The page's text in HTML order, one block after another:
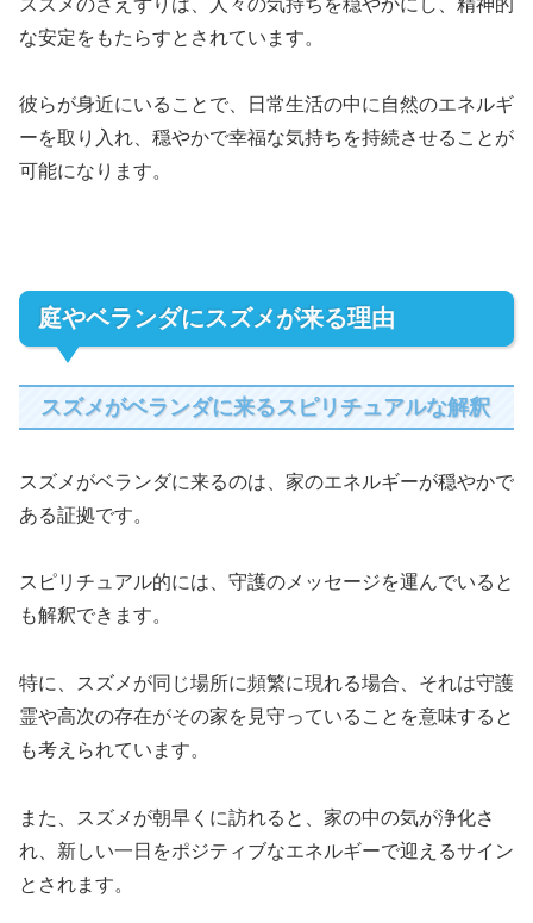
な安定をもたらすとされています。
彼らが身近にいることで、日常生活の中に自然のエネルギ
ーを取り入れ、穏やかで幸福な気持ちを持続させることが
可能になります。
庭やベランダにスズメが来る理由
スズメがベランダに来るスピリチュアルな解釈
スズメがベランダに来るのは、家のエネルギーが穏やかで
ある証拠です。
スピリチュアル的には、守護のメッセージを運んでいると
も解釈できます。
特に、スズメが同じ場所に頻繁に現れる場合、それは守護
霊や高次の存在がその家を見守っていることを意味すると
も考えられています。
また、スズメが朝早くに訪れると、家の中の気が浄化さ
れ、新しい一日をポジティブなエネルギーで迎えるサイン
とされます。